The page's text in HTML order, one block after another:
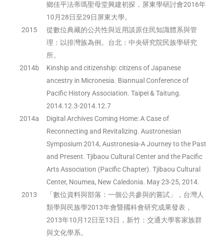
鄉佳平法蒂瑪聖母堂興建初探，屏東學研討會2016年
10月28日至29日屏東大學。
2015
從數位典藏的公共性與近用談原住民知識體系與管
理：以排灣族為例。台北：中央研究院民族學研究
所。
2014b
Kinship and citizenship: citizens of Japanese
ancestry in Micronesia. Biannual Conference of
Pacific History Association. Taipei & Taitung.
2014.12.3-2014.12.7
2014a
Digital Archives Coming Home: A Case of
Reconnecting and Revitalizing. Austronesian
Symposium 2014, Austronesia-A Journey to the Past
and Present. Tjibaou Cultural Center and the Pacific
Arts Association (Pacific Chapter). Tjibaou Cultural
Center, Noumea, New Caledonia. May 23-25, 2014.
2013
「數位資料與部落：一個公共參與的嘗試」，台灣人
類學與民族學2013年會暨國科會研究成果發表，
2013年10月12日至13日，新竹：交通大學客家族群
與文化學系。